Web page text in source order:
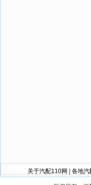
关于汽配110网 各地汽